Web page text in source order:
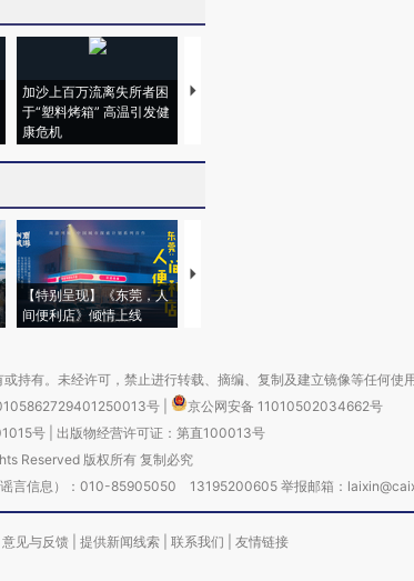
加沙上百万流离失所者困
于“塑料烤箱” 高温引发健
康危机
视线｜HYROX的吸金
【特别呈现】《东莞，人
间便利店》倾情上线
【推广】走进第四届链博
持有。未经许可，禁止进行转载、摘编、复制及建立镜像等任何使用
号
京公网安备 11010502034662号
号| 出版物经营许可证：第直100013号
Reserved 版权所有 复制必究
谣言信息）：010-85905050 13195200605 举报邮箱：
意见与反馈 提供新闻线索 联系我们 友情链接